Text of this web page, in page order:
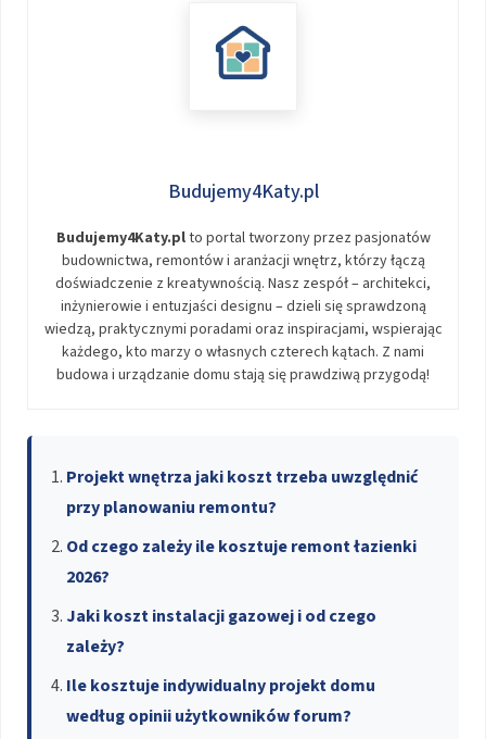
Budujemy4Katy.pl
Budujemy4Katy.plto portal tworzony przez pasjonatów
budownictwa, remontów i aranżacji wnętrz, którzy łączą
doświadczenie z kreatywnością. Nasz zespół – architekci,
inżynierowie i entuzjaści designu – dzieli się sprawdzoną
wiedzą, praktycznymi poradami oraz inspiracjami, wspierając
każdego, kto marzy o własnych czterech kątach. Z nami
budowa i urządzanie domu stają się prawdziwą przygodą!
Projekt wnętrza jaki koszt trzeba uwzględnić
przy planowaniu remontu?
Od czego zależy ile kosztuje remont łazienki
2026?
Jaki koszt instalacji gazowej i od czego
zależy?
Ile kosztuje indywidualny projekt domu
według opinii użytkowników forum?